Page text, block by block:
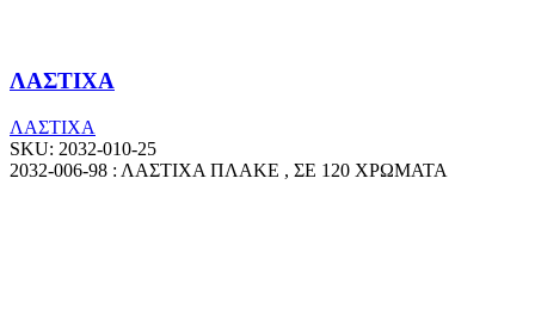
ΛΑΣΤΙΧΑ
ΛΑΣΤΙΧΑ
SKU: 2032-010-25
2032-006-98 : ΛΑΣΤΙΧΑ ΠΛΑΚΕ , ΣΕ 120 ΧΡΩΜΑΤΑ